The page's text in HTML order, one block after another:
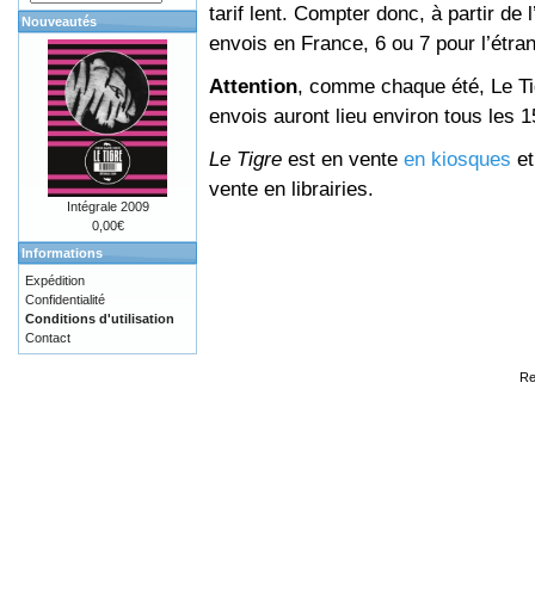
tarif lent. Compter donc, à partir de
envois en France, 6 ou 7 pour
Attention, comme chaque été, Le
envois auront lieu environ tous les
Le Tigre est en vente en kiosques
vente en librairies.
Nouveautés
Intégrale 2009
0,00€
Informations
Expédition
Confidentialité
Conditions d'utilisation
Contact